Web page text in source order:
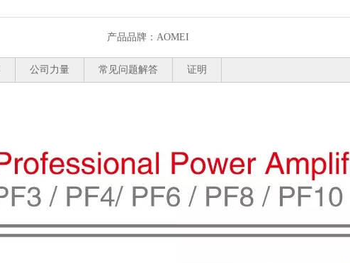
产品品牌： AOMEI
公司力量 常见问题解答 证明